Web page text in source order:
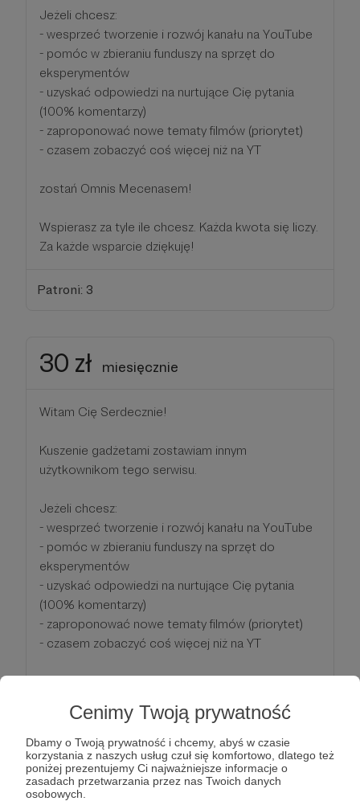
Cenimy Twoją prywatność
Dbamy o Twoją prywatność i chcemy, abyś w czasie
korzystania z naszych usług czuł się komfortowo, dlatego też
poniżej prezentujemy Ci najważniejsze informacje o
zasadach przetwarzania przez nas Twoich danych
osobowych.
Jeżeli chcesz:
- wesprzeć tworzenie i rozwój kanału na YouTube
- pomóc w zbieraniu funduszy na sprzęt do
eksperymentów
- uzyskać odpowiedzi na nurtujące Cię pytania
(100% komentarzy)
- zaproponować nowe tematy filmów (priorytet)
- czasem zobaczyć coś więcej niż na YT
zostań Omnis Mecenasem!
Wspierasz za tyle ile chcesz. Każda kwota się liczy.
Za każde wsparcie dziękuję!
Patroni: 3
30 zł miesięcznie
Witam Cię Serdecznie!
Kuszenie gadżetami zostawiam innym
użytkownikom tego serwisu.
Jeżeli chcesz:
- wesprzeć tworzenie i rozwój kanału na YouTube
- pomóc w zbieraniu funduszy na sprzęt do
eksperymentów
- uzyskać odpowiedzi na nurtujące Cię pytania
(100% komentarzy)
- zaproponować nowe tematy filmów (priorytet)
- czasem zobaczyć coś więcej niż na YT
Wspierasz za tyle ile chcesz. Każda kwota się liczy.
Za każde wsparcie dziękuję!
Patroni: 3